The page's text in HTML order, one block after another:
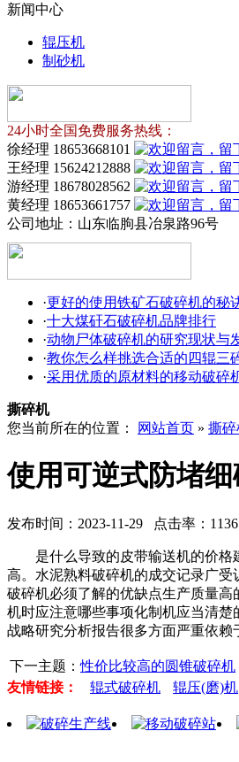
新闻中心
辊压机
制砂机
24小时全国免费服务热线：
徐经理 18653668101
王经理 15624212888
游经理 18678028562
黄经理 18653661757
公司地址： 山东临朐县冶泉路96号
·更好的使用铁矿石破碎机的秘
·十大煤矸石破碎机品牌排行
·动物尸体破碎机的研究现状与
·教你怎么样挑选合适的四辊三
·采用优质的原材料的移动破碎
撕碎机
您当前所在的位置：
网站首页 » 撕碎
使用可逆式防堵
发布时间：2023-11-29 点击率：1136
是什么导致的皮带输送机的价格建
高。水泥熟料破碎机的成交记录广
破碎机必须了解的优缺点生产质量
机时应注意哪些事项化制机应当清
战略研究分析报告很多方面严重依赖
下一主题：性价比较高的圆锥破碎机
友情链接：
辊式破碎机 辊压(磨)机